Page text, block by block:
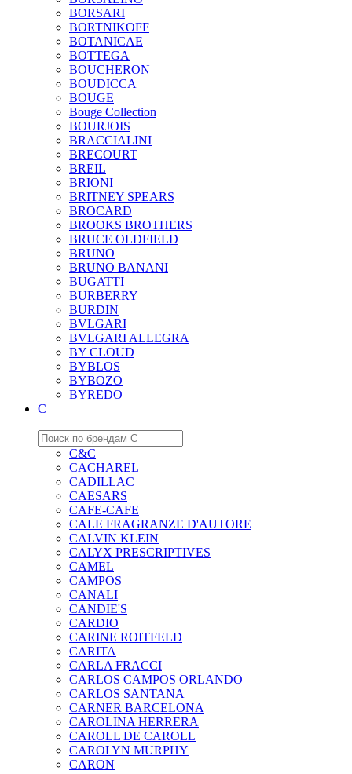
BORSARI
BORTNIKOFF
BOTANICAE
BOTTEGA
BOUCHERON
BOUDICCA
BOUGE
Bouge Collection
BOURJOIS
BRACCIALINI
BRECOURT
BREIL
BRIONI
BRITNEY SPEARS
BROCARD
BROOKS BROTHERS
BRUCE OLDFIELD
BRUNO
BRUNO BANANI
BUGATTI
BURBERRY
BURDIN
BVLGARI
BVLGARI ALLEGRA
BY CLOUD
BYBLOS
BYBOZO
BYREDO
C
C&C
CACHAREL
CADILLAC
CAESARS
CAFE-CAFE
CALE FRAGRANZE D'AUTORE
CALVIN KLEIN
CALYX PRESCRIPTIVES
CAMEL
CAMPOS
CANALI
CANDIE'S
CARDIO
CARINE ROITFELD
CARITA
CARLA FRACCI
CARLOS CAMPOS ORLANDO
CARLOS SANTANA
CARNER BARCELONA
CAROLINA HERRERA
CAROLL DE CAROLL
CAROLYN MURPHY
CARON